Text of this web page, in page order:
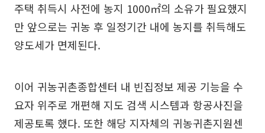
주택 취득시 사전에 농지 1000㎡의 소유가 필요했지
만 앞으로는 귀농 후 일정기간 내에 농지를 취득해도
양도세가 면제된다.
이어 귀농귀촌종합센터 내 빈집정보 제공 기능을 수
요자 위주로 개편해 지도 검색 시스템과 항공사진을
제공토록 했다. 또한 해당 지자체의 귀농귀촌지원센